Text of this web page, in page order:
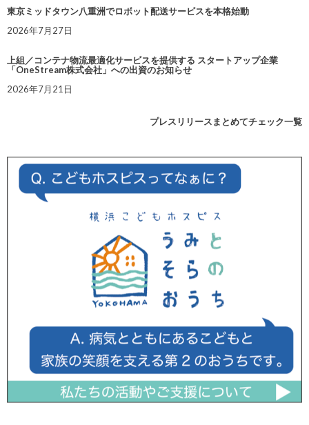
東京ミッドタウン八重洲でロボット配送サービスを本格始動
2026年7月27日
上組／コンテナ物流最適化サービスを提供する スタートアップ企業
「OneStream株式会社」への出資のお知らせ
2026年7月21日
プレスリリースまとめてチェック一覧